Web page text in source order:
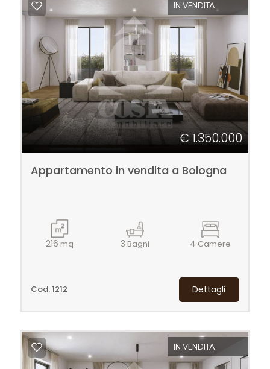
IN VENDITA
€ 1.350.000
Appartamento in vendita a Bologna
216 mq 3 Bagni 4 Camere
Cod. 1212 Dettagli
IN VENDITA